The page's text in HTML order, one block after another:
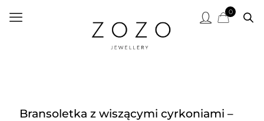
0
Bransoletka z wiszącymi cyrkoniami –